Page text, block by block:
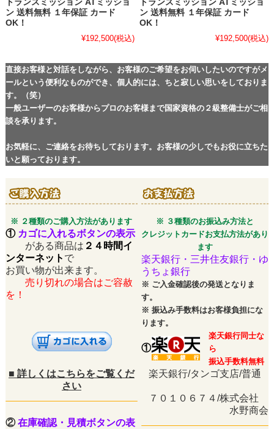
トランスミッション ATミッショ
ン 送料無料 １年保証 カード
OK！
¥192,500(税込)
トランスミッション ATミッショ
ン 送料無料 １年保証 カード
OK！
¥192,500(税込)
直接お客様と対話をしながら、お客様のご希望をお伺いしたいのですがメ
ールという便利なものができ、個人的には、ちと寂しい思いをしておりま
す。（笑）
一般ユーザーのお客様からプロのお客様まで国家資格の２級整備士がご相
談を承ります。
お気軽に、ご連絡をお待ちしております。お客様の少しでもお役に立ちた
いと願っております。
※ ２種類のご購入方法があります
※ ３種類のお振込み方法と
クレジットカードお支払方法があり
ます
① カゴに入れるボタンの表示
がある商品は ２４時間イ
ンターネット で
お買い物が出来ます。
売り切れの場合はご容赦
を！
楽天銀行・三井住友銀行・ゆ
うちょ銀行
※ ご入金確認後の発送となりま
す。
※ 振込み手数料はお客様負担にな
ります。
①
楽天銀行同士な
ら
振込手数料無料
■ 詳しくはこちらをご覧くだ
さい
楽天銀行/タンゴ支店/普通
７０１０６７４/株式会社
水野商会
②在庫確認・見積ボタンの表